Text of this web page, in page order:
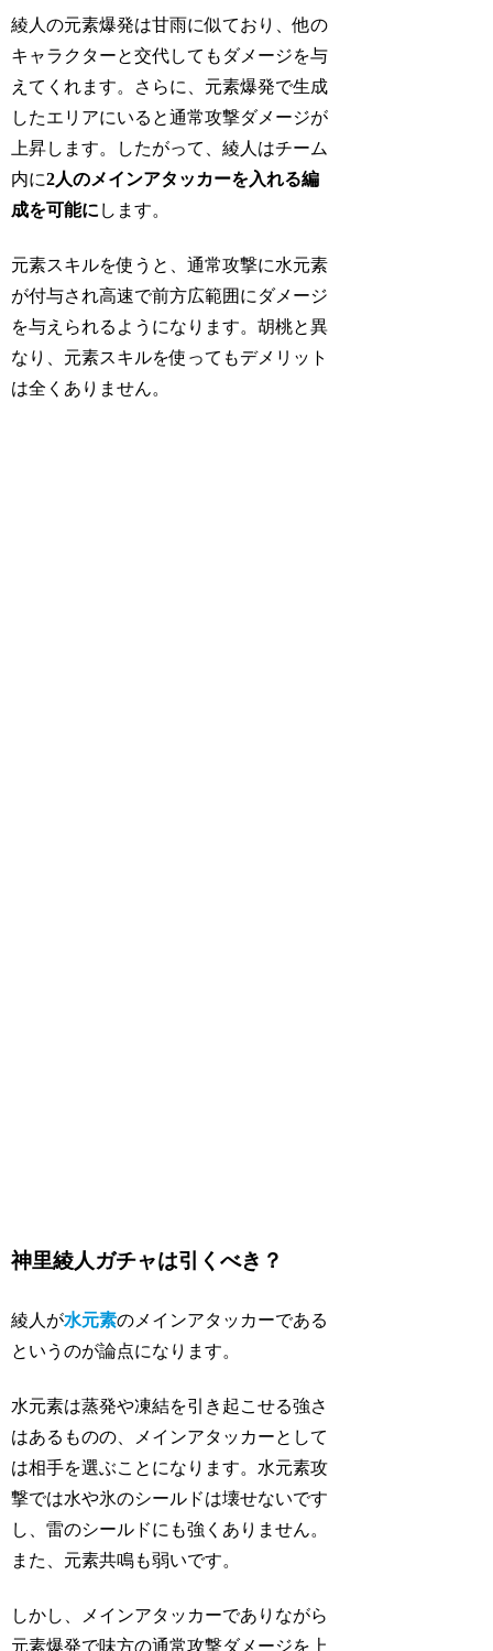
綾人の元素爆発は甘雨に似ており、他の
キャラクターと交代してもダメージを与
えてくれます。さらに、元素爆発で生成
したエリアにいると通常攻撃ダメージが
上昇します。したがって、綾人はチーム
内に2人のメインアタッカーを入れる編
成を可能に します。
元素スキルを使うと、通常攻撃に水元素
が付与され高速で前方広範囲にダメージ
を与えられるようになります。胡桃と異
なり、元素スキルを使ってもデメリット
は全くありません。
神里綾人ガチャは引くべき？
綾人が水元素のメインアタッカーである
というのが論点になります。
水元素は蒸発や凍結を引き起こせる強さ
はあるものの、メインアタッカーとして
は相手を選ぶことになります。水元素攻
撃では水や氷のシールドは壊せないです
し、雷のシールドにも強くありません。
また、元素共鳴も弱いです。
しかし、メインアタッカーでありながら
元素爆発で味方の通常攻撃ダメージを上